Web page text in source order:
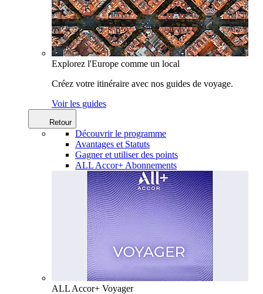
Explorez l'Europe comme un local
Créez votre itinéraire avec nos guides de voyage.
Voir les guides
Retour
Découvrir le programme
Avantages et Statuts
Gagner et utiliser des points
ALL Accor+ Abonnements
ALL Accor+ Voyager